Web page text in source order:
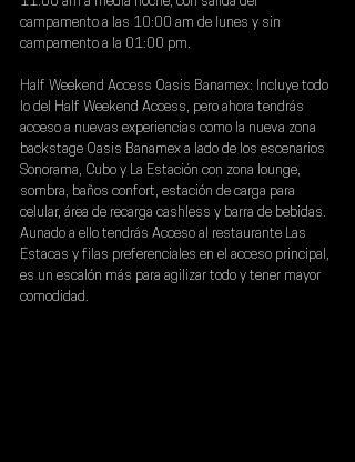
campamento a las 10:00 am de lunes y sin
campamento a la 01:00 pm.
Half Weekend Access Oasis Banamex: Incluye todo
lo del Half Weekend Access, pero ahora tendrás
acceso a nuevas experiencias como la nueva zona
backstage Oasis Banamex a lado de los escenarios
Sonorama, Cubo y La Estación con zona lounge,
sombra, baños confort, estación de carga para
celular, área de recarga cashless y barra de bebidas.
Aunado a ello tendrás Acceso al restaurante Las
Estacas y filas preferenciales en el acceso principal,
es un escalón más para agilizar todo y tener mayor
comodidad.